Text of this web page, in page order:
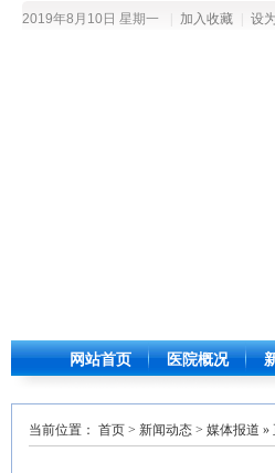
2019年8月10日 星期一 加入收藏 设
网站首页 医院概况
当前位置： 首页 > 新闻动态 > 媒体报道 »